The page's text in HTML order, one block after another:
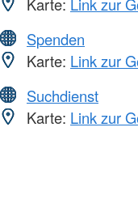
Spenden
Karte: Link zur
Suchdienst
Karte: Link zur